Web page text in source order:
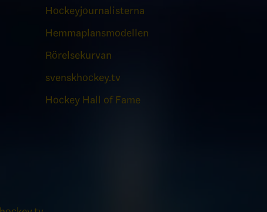
Hockeyjournalisterna
Hemmaplansmodellen
Rörelsekurvan
svenskhockey.tv
Hockey Hall of Fame